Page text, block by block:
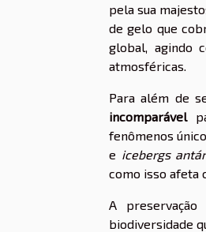
pela sua
de gelo que
global, agindo
atmosféricas.
Para além de
incomparável
fenômenos
e icebergs
como isso afeta
A
biodiversidade